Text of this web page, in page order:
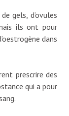
gels, d’ovules
ils ont pour
dans
prescrire des
qui a pour